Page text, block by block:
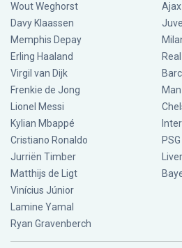
Wout Weghorst
Davy Klaassen
Memphis Depay
Erling Haaland
Virgil van Dijk
Frenkie de Jong
Lionel Messi
Kylian Mbappé
Cristiano Ronaldo
Jurriën Timber
Matthijs de Ligt
Vinícius Júnior
Lamine Yamal
Ryan Gravenberch
Ajax
Inter
PSG